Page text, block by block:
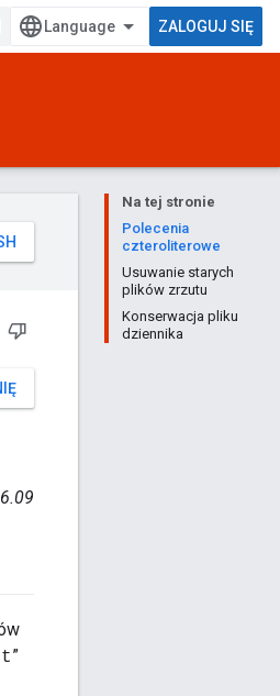
ZALOGUJ SIĘ
Na tej stronie
Polecenia
czteroliterowe
Usuwanie starych
plików zrzutu
Konserwacja pliku
dziennika
”